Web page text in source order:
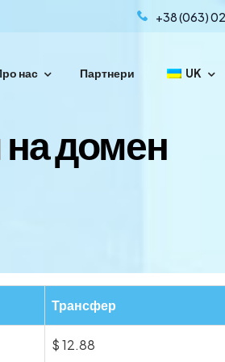
+38 (063)
нас Партнери UK
на домен
Трансфер
$12.88